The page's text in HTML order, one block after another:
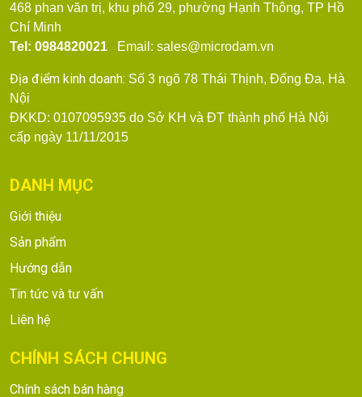
468 phan văn trị, khu phố 29, phường Hạnh Thông, TP Hồ
Chí Minh
Tel: 0984820021
Email: sales@microdam.vn
Địa điểm kinh doanh: Số 3 ngõ 78 Thái Thịnh, Đống Đa, Hà
Nội
ĐKKD: 0107095935 do Sở KH và ĐT thành phố Hà Nội
cấp ngày 11/11/2015
DANH MỤC
Giới thiệu
Sản phẩm
Hướng dẫn
Tin tức và tư vấn
Liên hệ
CHÍNH SÁCH CHUNG
Chính sách bán hàng